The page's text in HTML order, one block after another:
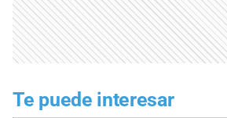
Te puede interesar